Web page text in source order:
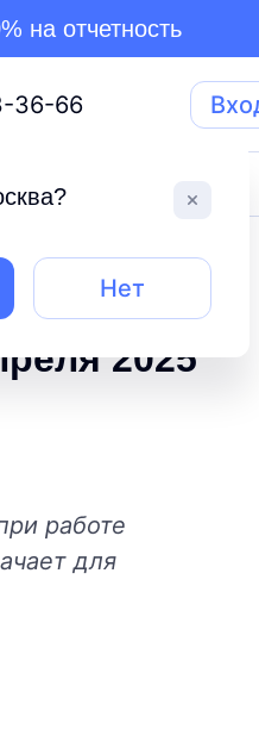
на отчетность
36-66
2025
работе
для
?
Нет